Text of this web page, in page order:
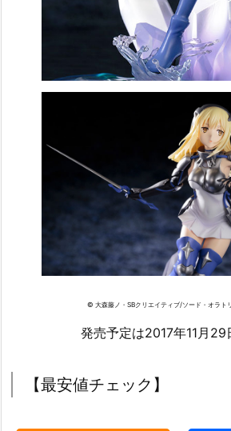
© 大森藤ノ・SBクリエイティブ/ソード・オラト
発売予定は2017年11月29
【最安値チェック】